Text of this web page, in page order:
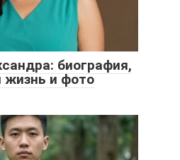
биография,
жизнь и фото